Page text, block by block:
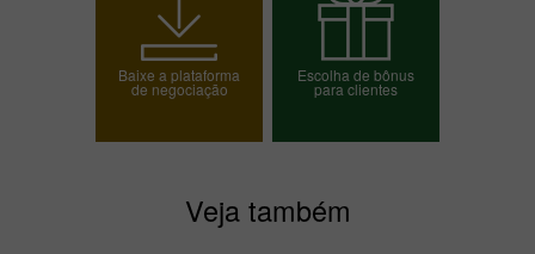
negociação
Baixe a plataforma
de negociação
Escolha de bônus
para clientes
Veja também